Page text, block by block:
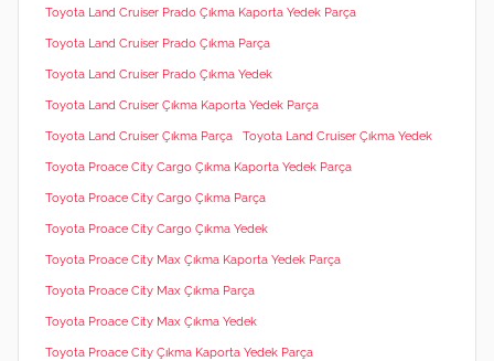
Toyota Land Cruiser Prado Çıkma Kaporta Yedek Parça
Toyota Land Cruiser Prado Çıkma Parça
Toyota Land Cruiser Prado Çıkma Yedek
Toyota Land Cruiser Çıkma Kaporta Yedek Parça
Toyota Land Cruiser Çıkma Parça Toyota Land Cruiser Çıkma Yedek
Toyota Proace City Cargo Çıkma Kaporta Yedek Parça
Toyota Proace City Cargo Çıkma Parça
Toyota Proace City Cargo Çıkma Yedek
Toyota Proace City Max Çıkma Kaporta Yedek Parça
Toyota Proace City Max Çıkma Parça
Toyota Proace City Max Çıkma Yedek
Toyota Proace City Çıkma Kaporta Yedek Parça